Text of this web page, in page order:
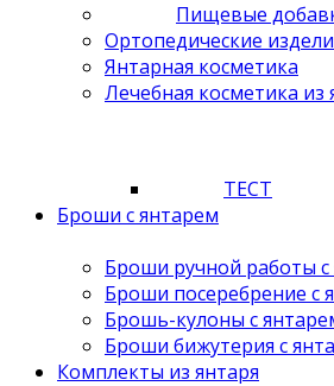
Пищевые
Ортопедические
Янтарная косметика
Лечебная косметика из
ТЕСТ
Броши с янтарем
Броши ручной работы с
Броши посеребрение с
Брошь-кулоны с
Броши бижутерия с
Комплекты из янтаря